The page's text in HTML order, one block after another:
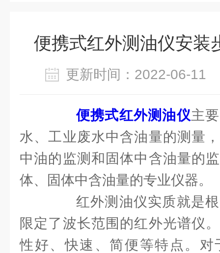
便携式红外测油仪安装
更新时间：2022-06-
便携式红外测油仪主
水、工业废水中含油量的测量
中油的监测和固体中含油量的
体、固体中含油量的专业仪器。
红外测油仪实质就是根
限定了波长范围的红外光谱仪
性好、快速、简便等特点。对